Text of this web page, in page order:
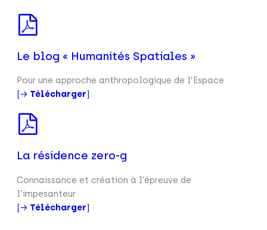
Le blog « Humanités Spatiales »
Pour une approche anthropologique de l’Espace
[→ Télécharger]
La résidence zero-g
Connaissance et création à l’épreuve de
l’impesanteur
[→ Télécharger]